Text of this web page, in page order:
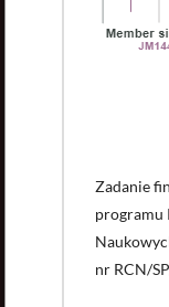
Zadanie
programu
nr RCN/